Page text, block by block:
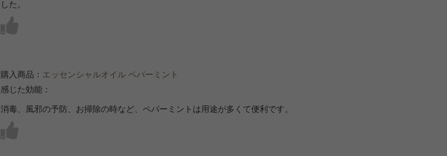
した。
購入商品： エッセンシャルオイル ペパーミント
感じた効能：
消毒、風邪の予防、お掃除の時など、ペパーミントは用途が多くて便利です。